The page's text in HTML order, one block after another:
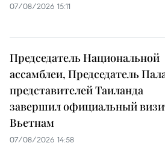
07/08/2026 15:11
Председатель Национальной
ассамблеи, Председатель
представителей Таиланда
завершил официальный
Вьетнам
07/08/2026 14:58